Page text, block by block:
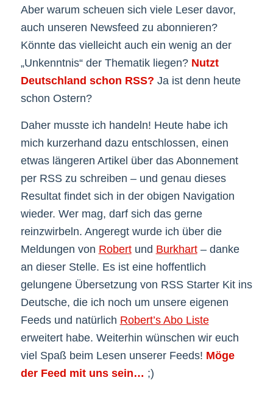
Aber warum scheuen sich viele Leser davor,
auch unseren Newsfeed zu abonnieren?
Könnte das vielleicht auch ein wenig an der
„Unkenntnis“ der Thematik liegen? Nutzt
Deutschland schon RSS? Ja ist denn heute
schon Ostern?
Daher musste ich handeln! Heute habe ich
mich kurzerhand dazu entschlossen, einen
etwas längeren Artikel über das Abonnement
per RSS zu schreiben – und genau dieses
Resultat findet sich in der obigen Navigation
wieder. Wer mag, darf sich das gerne
reinzwirbeln. Angeregt wurde ich über die
Meldungen von Robertund Burkhart– danke
an dieser Stelle. Es ist eine hoffentlich
gelungene Übersetzung von RSS Starter Kit ins
Deutsche, die ich noch um unsere eigenen
Feeds und natürlich Robert’s Abo Liste
erweitert habe. Weiterhin wünschen wir euch
viel Spaß beim Lesen unserer Feeds! Möge
der Feed mit uns sein… ;)